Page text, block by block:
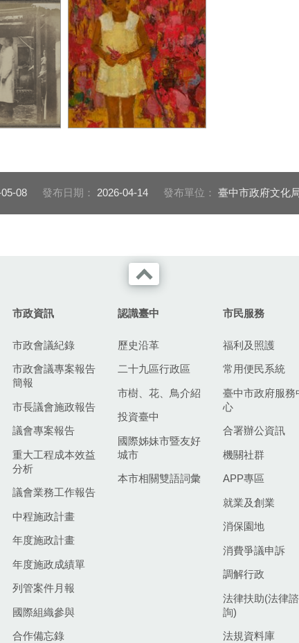
1919-數位
圖片來源-
市立美術館藏-圖片來源-臺
中市立美術館
08 發布日期： 2026-04-14 發布單位： 臺中市政府文化
市政資訊
市政會議紀錄
市政會議專案報告
簡報
市長議會施政報告
議會專案報告
重大工程成本效益
分析
議會業務工作報告
中程施政計畫
年度施政計畫
年度施政成績單
列管案件月報
國際組織參與
合作備忘錄
認識臺中
歷史沿革
二十九區行政區
市樹、花、鳥介紹
投資臺中
國際姊妹市暨友好
城市
本市相關雙語詞彙
市民服務
福利及照護
常用便民系統
臺中市政府服務
心
合署辦公資訊
機關社群
APP專區
就業及創業
消保園地
消費爭議申訴
調解行政
法律扶助(法律諮
詢)
法規資料庫